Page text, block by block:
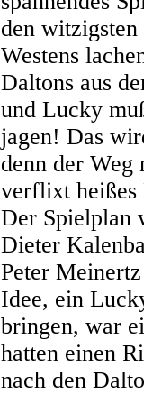
den
Westens
Daltons aus
und Lucky
jagen! Das
denn der
verflixt
Der Spielplan
Dieter
Peter
Idee, ein
bringen, war
hatten einen
nach den